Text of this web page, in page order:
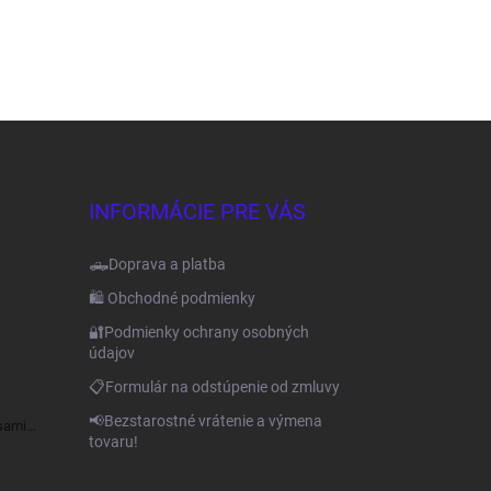
INFORMÁCIE PRE VÁS
🛻Doprava a platba
🛍️ Obchodné podmienky
🔐Podmienky ochrany osobných
údajov
📋Formulár na odstúpenie od zmluvy
📢Bezstarostné vrátenie a výmena
tovaru!